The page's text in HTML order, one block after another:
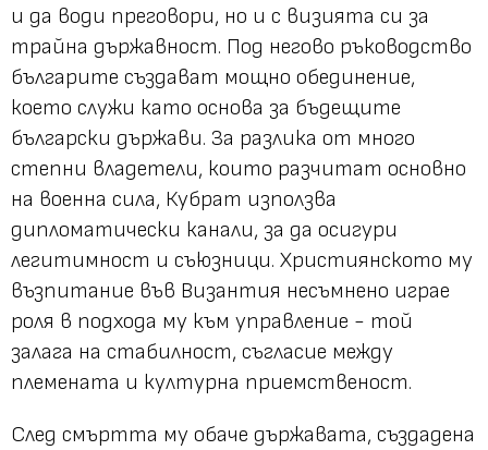
и да води преговори, но и с визията си за
трайна държавност. Под негово ръководство
българите създават мощно обединение,
което служи като основа за бъдещите
български държави. За разлика от много
степни владетели, които разчитат основно
на военна сила, Кубрат използва
дипломатически канали, за да осигури
легитимност и съюзници. Християнското му
възпитание във Византия несъмнено играе
роля в подхода му към управление - той
залага на стабилност, съгласие между
племената и културна приемственост.
След смъртта му обаче държавата, създадена